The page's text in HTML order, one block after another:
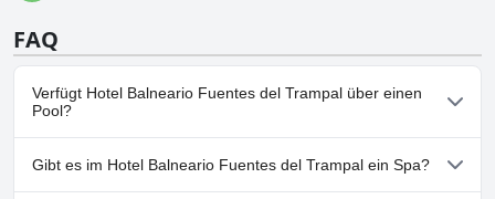
FAQ
Verfügt Hotel Balneario Fuentes del Trampal über einen
Pool?
Ja, Hotel Balneario Fuentes del Trampal hat Pools, die zu einer
oder mehreren der folgenden Kategorien gehören: Außenpool.
Gibt es im Hotel Balneario Fuentes del Trampal ein Spa?